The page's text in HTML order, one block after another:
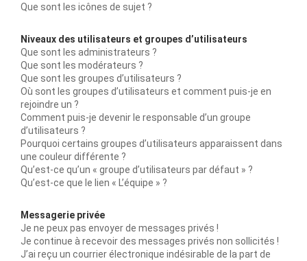
Que sont les icônes de sujet ?
Niveaux des utilisateurs et groupes d’utilisateurs
Que sont les administrateurs ?
Que sont les modérateurs ?
Que sont les groupes d’utilisateurs ?
Où sont les groupes d’utilisateurs et comment puis-je en
rejoindre un ?
Comment puis-je devenir le responsable d’un groupe
d’utilisateurs ?
Pourquoi certains groupes d’utilisateurs apparaissent dans
une couleur différente ?
Qu’est-ce qu’un « groupe d’utilisateurs par défaut » ?
Qu’est-ce que le lien « L’équipe » ?
Messagerie privée
Je ne peux pas envoyer de messages privés !
Je continue à recevoir des messages privés non sollicités !
J’ai reçu un courrier électronique indésirable de la part de